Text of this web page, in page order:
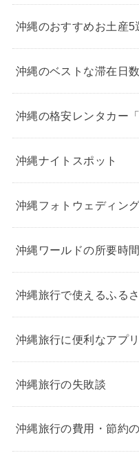
沖縄のおすすめお土産5
沖縄のベストな滞在日数
沖縄の格安レンタカー
沖縄ナイトスポット
沖縄フォトウェディン
沖縄ワールドの所要時間
沖縄旅行で使えるふる
沖縄旅行に便利なアプリ
沖縄旅行の失敗談
沖縄旅行の費用・節約